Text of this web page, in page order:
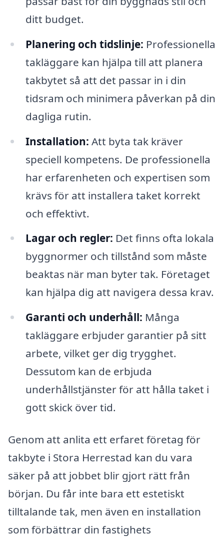
ditt budget.
Planering och tidslinje: Professionella
takläggare kan hjälpa till att planera
takbytet så att det passar in i din
tidsram och minimera påverkan på din
dagliga rutin.
Installation: Att byta tak kräver
speciell kompetens. De professionella
har erfarenheten och expertisen som
krävs för att installera taket korrekt
och effektivt.
Lagar och regler: Det finns ofta lokala
byggnormer och tillstånd som måste
beaktas när man byter tak. Företaget
kan hjälpa dig att navigera dessa krav.
Garanti och underhåll: Många
takläggare erbjuder garantier på sitt
arbete, vilket ger dig trygghet.
Dessutom kan de erbjuda
underhållstjänster för att hålla taket i
gott skick över tid.
Genom att anlita ett erfaret företag för
takbyte i Stora Herrestad kan du vara
säker på att jobbet blir gjort rätt från
början. Du får inte bara ett estetiskt
tilltalande tak, men även en installation
som förbättrar din fastighets